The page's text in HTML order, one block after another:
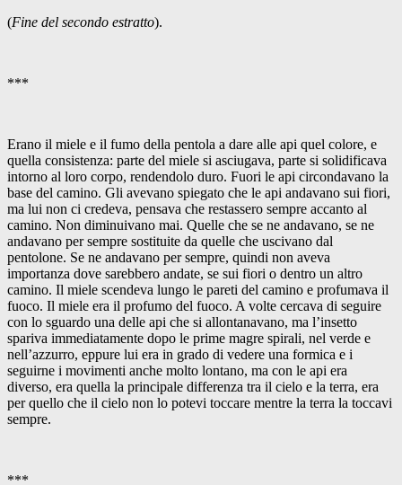
(Fine del secondo estratto).
***
Erano il miele e il fumo della pentola a dare alle api quel colore, e
quella consistenza: parte del miele si asciugava, parte si solidificava
intorno al loro corpo, rendendolo duro. Fuori le api circondavano la
base del camino. Gli avevano spiegato che le api andavano sui fiori,
ma lui non ci credeva, pensava che restassero sempre accanto al
camino. Non diminuivano mai. Quelle che se ne andavano, se ne
andavano per sempre sostituite da quelle che uscivano dal
pentolone. Se ne andavano per sempre, quindi non aveva
importanza dove sarebbero andate, se sui fiori o dentro un altro
camino. Il miele scendeva lungo le pareti del camino e profumava il
fuoco. Il miele era il profumo del fuoco. A volte cercava di seguire
con lo sguardo una delle api che si allontanavano, ma l’insetto
spariva immediatamente dopo le prime magre spirali, nel verde e
nell’azzurro, eppure lui era in grado di vedere una formica e i
seguirne i movimenti anche molto lontano, ma con le api era
diverso, era quella la principale differenza tra il cielo e la terra, era
per quello che il cielo non lo potevi toccare mentre la terra la toccavi
sempre.
***